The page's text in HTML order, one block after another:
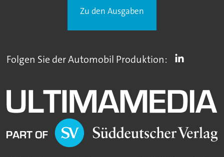
Zu den Ausgaben
Folgen Sie der Automobil Produktion: